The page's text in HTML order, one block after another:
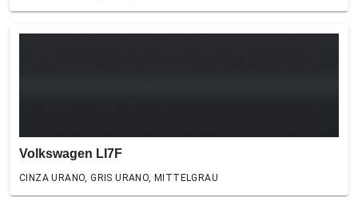
Volkswagen LI7F
CINZA URANO, GRIS URANO, MITTELGRAU